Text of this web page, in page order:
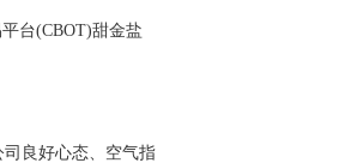
台(CBOT)甜金盐
良好心态、空气指